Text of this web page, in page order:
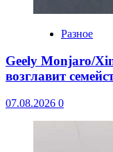
Разное
Geely Monjaro/
возглавит
07.08.2026 0